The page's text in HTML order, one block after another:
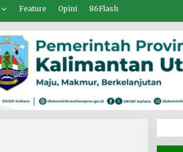
Feature Opini 86Flash